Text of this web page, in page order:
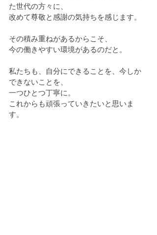
た世代の方々に、
改めて尊敬と感謝の気持ちを感じます。
その積み重ねがあるからこそ、
今の働きやすい環境があるのだと。
私たちも、自分にできることを、今しか
できないことを、
一つひとつ丁寧に。
これからも頑張っていきたいと思いま
す。